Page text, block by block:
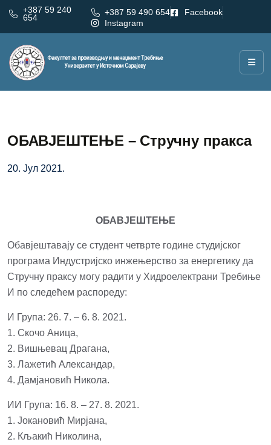
+387 59 240
654
+387 59 490 654
Facebook
Instagram
ОБАВЈЕШТЕЊЕ – Стручну праксa
20. Јул 2021.
ОБАВЈЕШТЕЊЕ
Обавјештавају се студент четврте године студијског
програма Индустријско инжењерство за енергетику да
Стручну праксу могу радити у Хидроелектрани Требиње
И по следећем распореду:
И Група: 26. 7. – 6. 8. 2021.
1. Скочо Аница,
2. Вишњевац Драгана,
3. Лажетић Александар,
4. Дамјановић Никола.
ИИ Група: 16. 8. – 27. 8. 2021.
1. Јокановић Мирјана,
2. Кљакић Николина,